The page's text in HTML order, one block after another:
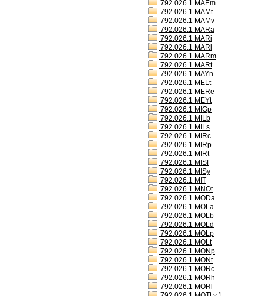
792.026.1 MAEm
792.026.1 MAMt
792.026.1 MAMv
792.026.1 MARa
792.026.1 MARi
792.026.1 MARl
792.026.1 MARm
792.026.1 MARt
792.026.1 MAYn
792.026.1 MELt
792.026.1 MERe
792.026.1 MEYt
792.026.1 MIGp
792.026.1 MILb
792.026.1 MILs
792.026.1 MIRc
792.026.1 MIRp
792.026.1 MIRt
792.026.1 MISf
792.026.1 MISy
792.026.1 MIT
792.026.1 MNOt
792.026.1 MODa
792.026.1 MOLa
792.026.1 MOLb
792.026.1 MOLd
792.026.1 MOLp
792.026.1 MOLt
792.026.1 MONp
792.026.1 MONt
792.026.1 MORc
792.026.1 MORh
792.026.1 MORl